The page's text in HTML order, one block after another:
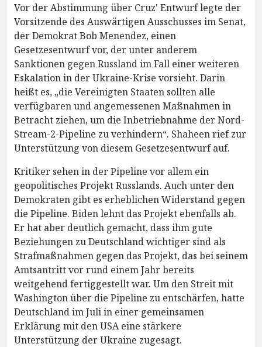
Vor der Abstimmung über Cruz' Entwurf legte der
Vorsitzende des Auswärtigen Ausschusses im Senat,
der Demokrat Bob Menendez, einen
Gesetzesentwurf vor, der unter anderem
Sanktionen gegen Russland im Fall einer weiteren
Eskalation in der Ukraine-Krise vorsieht. Darin
heißt es, „die Vereinigten Staaten sollten alle
verfügbaren und angemessenen Maßnahmen in
Betracht ziehen, um die Inbetriebnahme der Nord-
Stream-2-Pipeline zu verhindern“. Shaheen rief zur
Unterstützung von diesem Gesetzesentwurf auf.
Kritiker sehen in der Pipeline vor allem ein
geopolitisches Projekt Russlands. Auch unter den
Demokraten gibt es erheblichen Widerstand gegen
die Pipeline. Biden lehnt das Projekt ebenfalls ab.
Er hat aber deutlich gemacht, dass ihm gute
Beziehungen zu Deutschland wichtiger sind als
Strafmaßnahmen gegen das Projekt, das bei seinem
Amtsantritt vor rund einem Jahr bereits
weitgehend fertiggestellt war. Um den Streit mit
Washington über die Pipeline zu entschärfen, hatte
Deutschland im Juli in einer gemeinsamen
Erklärung mit den USA eine stärkere
Unterstützung der Ukraine zugesagt.